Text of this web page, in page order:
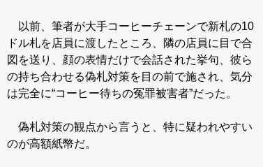
以前、筆者が大手コーヒーチェーンで新札の10
ドル札を店員に渡したところ、隣の店員に目で合
図を送り、顔の表情だけで会話された挙句、彼ら
の持ち合わせる偽札対策を目の前で施され、気分
は完全に“コーヒー待ちの冤罪被害者”だった。
偽札対策の観点から言うと、特に疑われやすい
のが高額紙幣だ。